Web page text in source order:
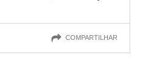
COMPARTILHAR